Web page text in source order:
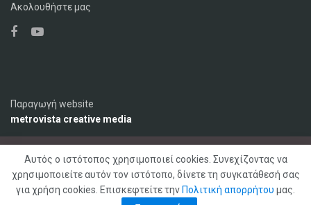
Ακολουθήστε μας
Παραγωγή website
metrovista creative media
Ο Σταθμός Διαφήμιση
Επικοινωνία
Πολιτική Απορρήτου
© 2020 ΣΚΑΪ ΚΡΗΤΗΣ 92,1 FM, Με επιφύλαξη παντός δικαιώματος
Αυτός ο ιστότοπος χρησιμοποιεί cookies. Συνεχίζοντας να
χρησιμοποιείτε αυτόν τον ιστότοπο, δίνετε τη συγκατάθεσή σας
για χρήση cookies. Επισκεφτείτε την Πολιτική απορρήτου μας.